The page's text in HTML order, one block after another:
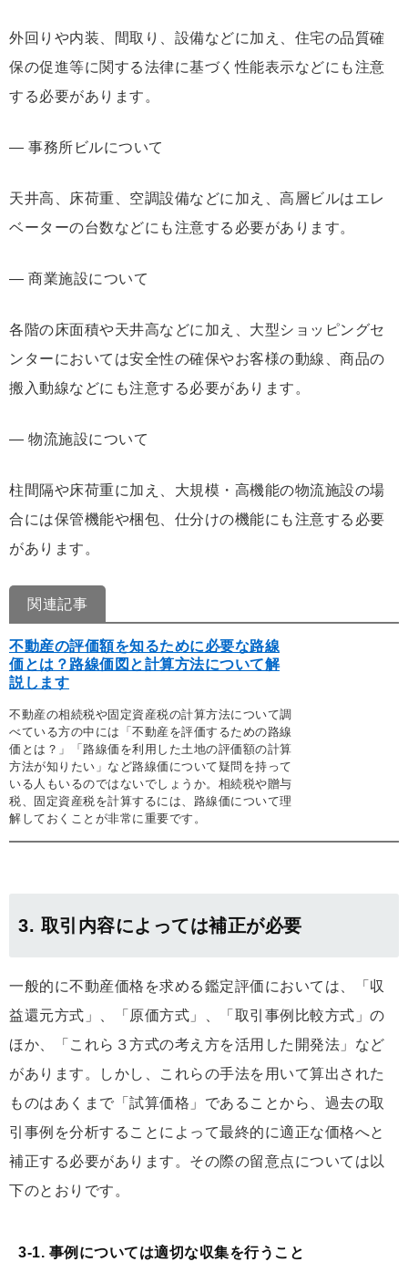
外回りや内装、間取り、設備などに加え、住宅の品質確
保の促進等に関する法律に基づく性能表⽰などにも注意
する必要があります。
― 事務所ビルについて
天井⾼、床荷重、空調設備などに加え、⾼層ビルはエレ
ベーターの台数などにも注意する必要があります。
― 商業施設について
各階の床⾯積や天井⾼などに加え、⼤型ショッピングセ
ンターにおいては安全性の確保やお客様の動線、商品の
搬⼊動線などにも注意する必要があります。
― 物流施設について
柱間隔や床荷重に加え、⼤規模・⾼機能の物流施設の場
合には保管機能や梱包、仕分けの機能にも注意する必要
があります。
関連記事
不動産の評価額を知るために必要な路線
価とは？路線価図と計算方法について解
説します
不動産の相続税や固定資産税の計算方法について調
べている方の中には「不動産を評価するための路線
価とは？」「路線価を利用した土地の評価額の計算
方法が知りたい」など路線価について疑問を持って
いる人もいるのではないでしょうか。相続税や贈与
税、固定資産税を計算するには、路線価について理
解しておくことが非常に重要です。
3. 取引内容によっては補正が必要
一般的に不動産価格を求める鑑定評価においては、「収
益還元⽅式」、「原価⽅式」、「取引事例⽐較⽅式」の
ほか、「これら３⽅式の考え⽅を活⽤した開発法」など
があります。しかし、これらの手法を用いて算出された
ものはあくまで「試算価格」であることから、過去の取
引事例を分析することによって最終的に適正な価格へと
補正する必要があります。その際の留意点については以
下のとおりです。
3-1. 事例については適切な収集を行うこと